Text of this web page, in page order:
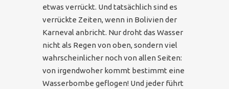
etwas verrückt. Und tatsächlich sind es
verrückte Zeiten, wenn in Bolivien der
Karneval anbricht. Nur droht das Wasser
nicht als Regen von oben, sondern viel
wahrscheinlicher noch von allen Seiten:
von irgendwoher kommt bestimmt eine
Wasserbombe geflogen! Und jeder führt